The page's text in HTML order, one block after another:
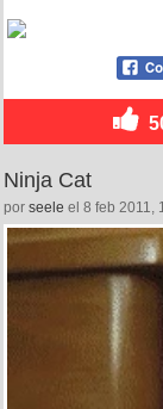
Ninja Cat
por seele el 8 feb 2011,